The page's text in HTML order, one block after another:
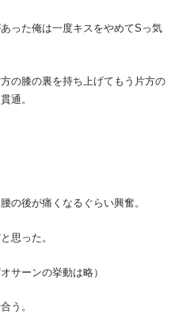
った俺は一度キスをやめてSっ気
の膝の裏を持ち上げてもう片方の
通。
の後が痛くなるぐらい興奮。
思った。
サーンの挙動は略）
う。